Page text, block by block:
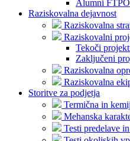
Alumni FTPO
Raziskovalna dejavnost
Raziskovalna
Raziskovalni
Tekoči
Zaključeni
Raziskovalna
Raziskovalna
Storitve za podjetja
Termična in
Mehanska
Testi predelave